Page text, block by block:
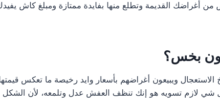
القديمة وتطلع منها بفايدة ممتازة ومبلغ كاش يفيدك
بخس؟
ويبيعون أغراضهم بأسعار وايد رخيصة ما تعكس
شي لازم تسويه هو إنك تنظف العفش عدل وتلمعه، لأن الشكل